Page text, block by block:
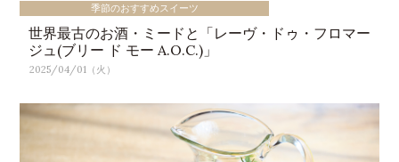
季節のおすすめスイーツ
世界最古のお酒・ミードと「レーヴ・ドゥ・フロマー
ジュ(ブリー ド モー A.O.C.)」
2025/04/01（火）